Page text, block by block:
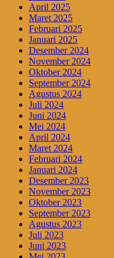
April 2025
Maret 2025
Februari 2025
Januari 2025
Desember 2024
November 2024
Oktober 2024
September 2024
Agustus 2024
Juli 2024
Juni 2024
Mei 2024
April 2024
Maret 2024
Februari 2024
Januari 2024
Desember 2023
November 2023
Oktober 2023
September 2023
Agustus 2023
Juli 2023
Juni 2023